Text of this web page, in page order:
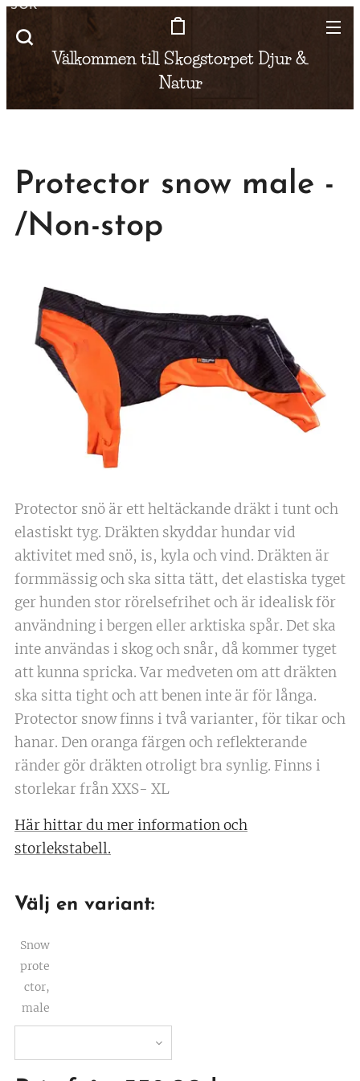
Välkommen till Skogstorpet Djur &
Natur
SÖK
Protector snow male -
/Non-stop
Protector snö är ett heltäckande dräkt i tunt och
elastiskt tyg. Dräkten skyddar hundar vid
aktivitet med snö, is, kyla och vind. Dräkten är
formmässig och ska sitta tätt, det elastiska tyget
ger hunden stor rörelsefrihet och är idealisk för
användning i bergen eller arktiska spår. Det ska
inte användas i skog och snår, då kommer tyget
att kunna spricka. Var medveten om att dräkten
ska sitta tight och att benen inte är för långa.
Protector snow finns i två varianter, för tikar och
hanar. Den oranga färgen och reflekterande
ränder gör dräkten otroligt bra synlig. Finns i
storlekar från XXS- XL
Här hittar du mer information och
storlekstabell.
Välj en variant:
Snow
prote
ctor,
male